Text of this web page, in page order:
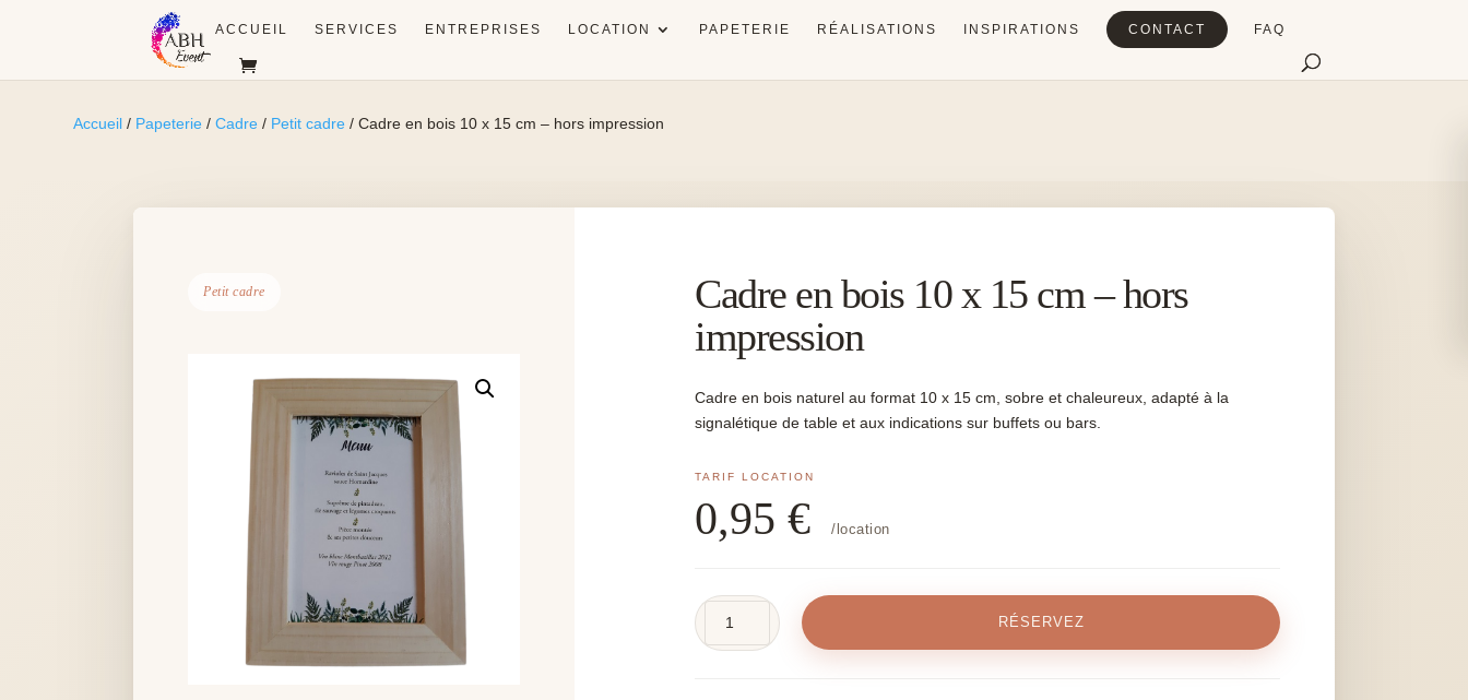
ACCUEIL SERVICES ENTREPRISES LOCATION PAPETERIE RÉALISATIONS INSPIRATIONS CONTACT FAQ
Accueil / Papeterie /Cadre / Petit cadre / Cadre en bois 10 x 15 cm – hors impression
Petit cadre
Cadre en bois 10 x 15 cm – hors
impression
Cadre en bois naturel au format 10 x 15 cm, sobre et chaleureux, adapté à la
signalétique de table et aux indications sur buffets ou bars.
0,95€ /location
RÉSERVEZ